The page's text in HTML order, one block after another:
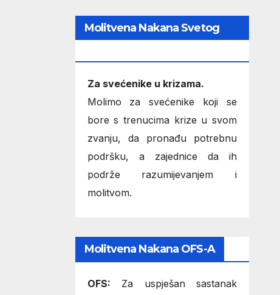
Molitvena Nakana Svetog
Za svećenike u krizama.
Molimo za svećenike koji se
bore s trenucima krize u svom
zvanju, da pronađu potrebnu
podršku, a zajednice da ih
podrže razumijevanjem i
molitvom.
Molitvena Nakana OFS-A
OFS: Za uspješan sastanak